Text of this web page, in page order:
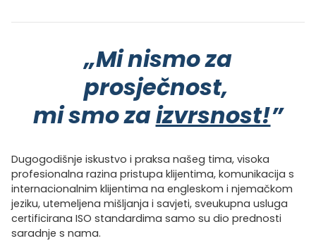
„Mi nismo za
prosječnost,
mi smo zaizvrsnost!”
Dugogodišnje iskustvo i praksa našeg tima, visoka
profesionalna razina pristupa klijentima, komunikacija s
internacionalnim klijentima na engleskom i njemačkom
jeziku, utemeljena mišljanja i savjeti, sveukupna usluga
certificirana ISO standardima samo su dio prednosti
saradnje s nama.